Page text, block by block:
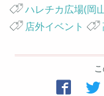
ハレチカ広場(岡
店外イベント
 